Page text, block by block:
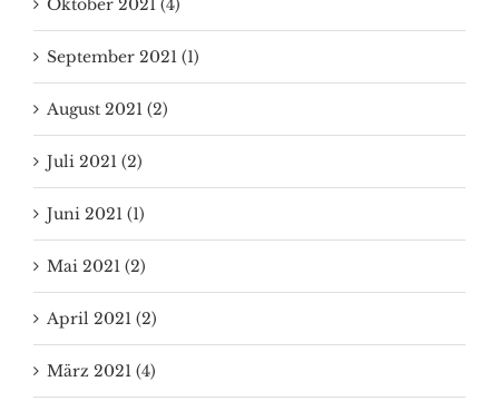
Oktober 2021 (4)
September 2021 (1)
August 2021 (2)
Juli 2021 (2)
Juni 2021 (1)
Mai 2021 (2)
April 2021 (2)
März 2021 (4)